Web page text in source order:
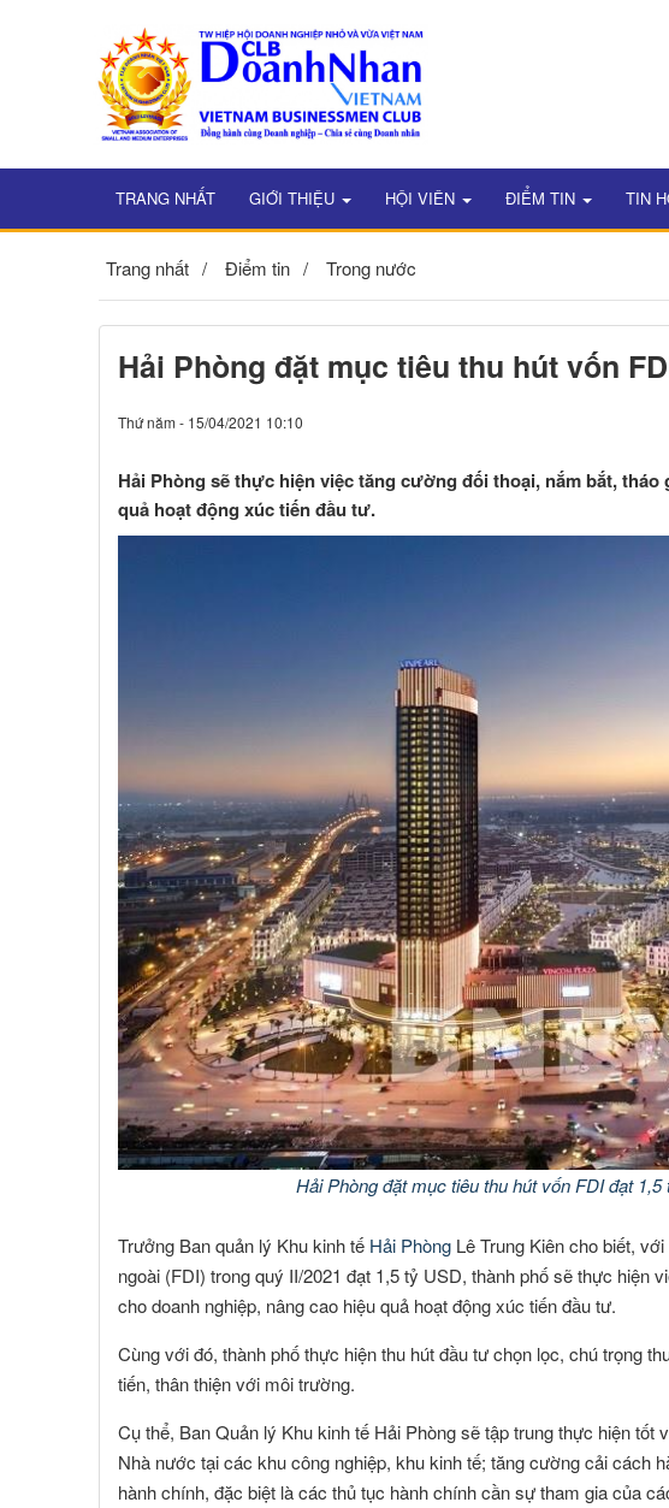
TRANG NHẤT GIỚI THIỆU HỘI VIÊN ĐIỂM TIN TIN
Trang nhất Điểm tin Trong nước
Hải Phòng đặt mục tiêu thu hút vốn
Thứ năm - 15/04/2021 10:10
Hải Phòng sẽ thực hiện việc tăng cường đối thoại, nắm bắt,
quả hoạt động xúc tiến đầu tư.
Hải Phòng đặt mục tiêu thu hút vốn FDI đạt 1,5 tỷ
Trưởng Ban quản lý Khu kinh tế Hải Phòng Lê Trung Kiên cho biết,
ngoài (FDI) trong quý II/2021 đạt 1,5 tỷ USD, thành phố sẽ thực hiện
cho doanh nghiệp, nâng cao hiệu quả hoạt động xúc tiến đầu tư.
Cùng với đó, thành phố thực hiện thu hút đầu tư chọn lọc, chú trọng
tiến, thân thiện với môi trường.
Cụ thể, Ban Quản lý Khu kinh tế Hải Phòng sẽ tập trung thực hiện
Nhà nước tại các khu công nghiệp, khu kinh tế; tăng cường cải cách
hành chính, đặc biệt là các thủ tục hành chính cần sự tham gia của